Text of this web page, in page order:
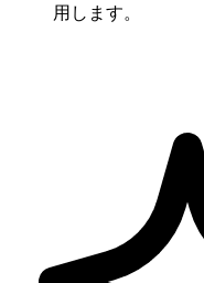
用します。